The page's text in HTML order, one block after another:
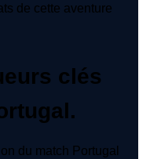
de cette aventure
clés
du match Portugal